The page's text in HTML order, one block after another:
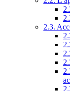
2.3.